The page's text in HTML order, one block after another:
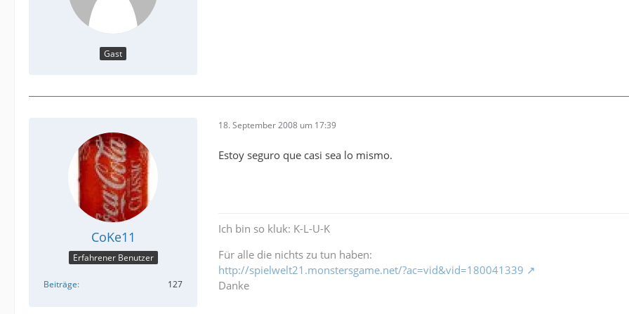
Gast
CoKe11
Erfahrener Benutzer
Beiträge 127
18. September 2008 um 17:39
Estoy seguro que casi sea lo mismo.
Ich bin so kluk: K-L-U-K
Für alle die nichts zu tun haben:
http://spielwelt21.monstersgame.net/?ac=vid&vid=180041339
Danke